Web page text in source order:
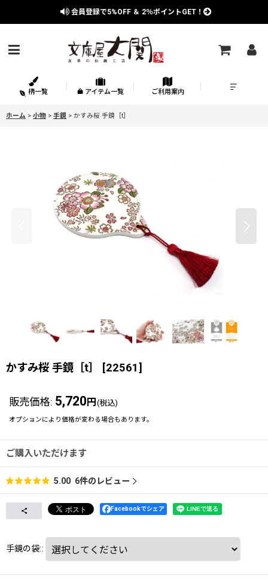
会員登録で5%OFF ＆ 2％ポイントGET！
柄一覧 アイテム一覧 ご利用案内
ホーム > 小物 > 手鏡 > かすみ桜 手鏡［t］
かすみ桜 手鏡［t］ [22561]
販売価格: 5,720 円 (税込)
オプションにより価格が変わる場合もあります。
ご購入いただけます
5.00 6件のレビュー
Facebookでシェア
手鏡の袋::